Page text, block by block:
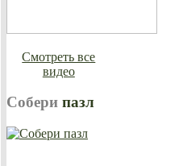
Смотреть все
видео
Собери пазл